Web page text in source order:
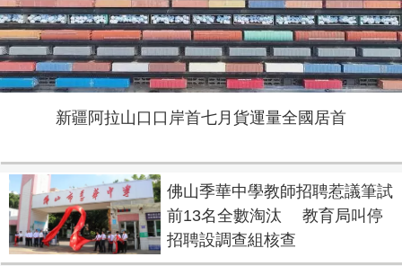
新疆阿拉山口口岸首七月貨運量全國居首
佛山季華中學教師招聘惹議筆試
前13名全數淘汰 教育局叫停
招聘設調查組核查